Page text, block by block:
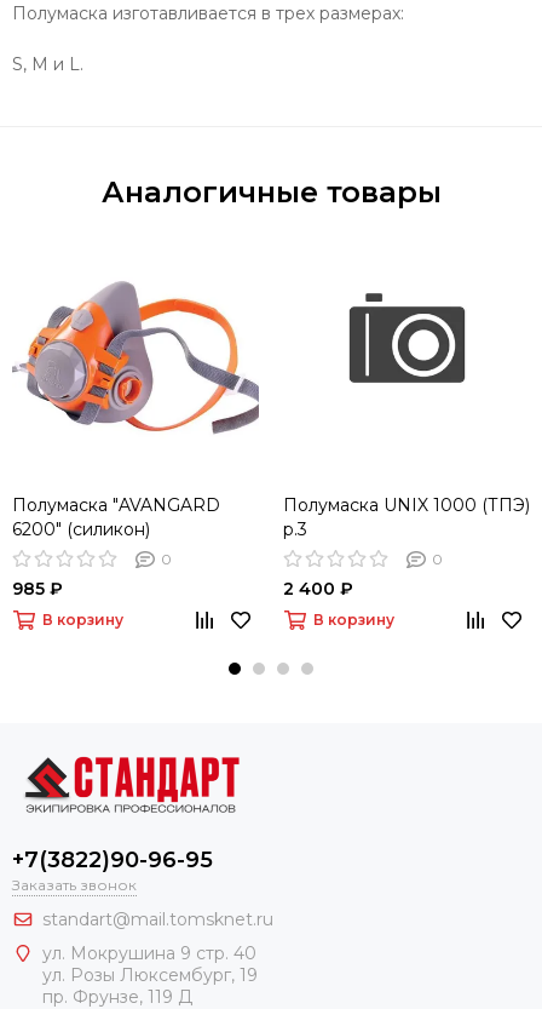
Полумаска изготавливается в трех размерах:
S, M и L.
Аналогичные товары
Полумаска "AVANGARD
6200" (силикон)
0
985 ₽
В корзину
Полумаска UNIX 1000 (ТПЭ)
р.3
0
2 400 ₽
В корзину
+7(3822)90-96-95
Заказать звонок
standart@mail.tomsknet.ru
ул. Мокрушина 9 стр. 40
ул. Розы Люксембург, 19
пр. Фрунзе, 119 Д